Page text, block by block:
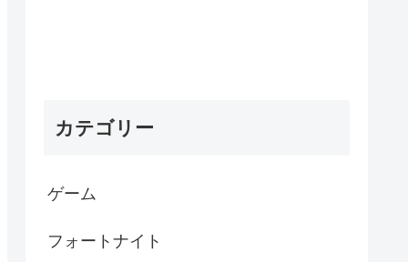
カテゴリー
ゲーム
フォートナイト